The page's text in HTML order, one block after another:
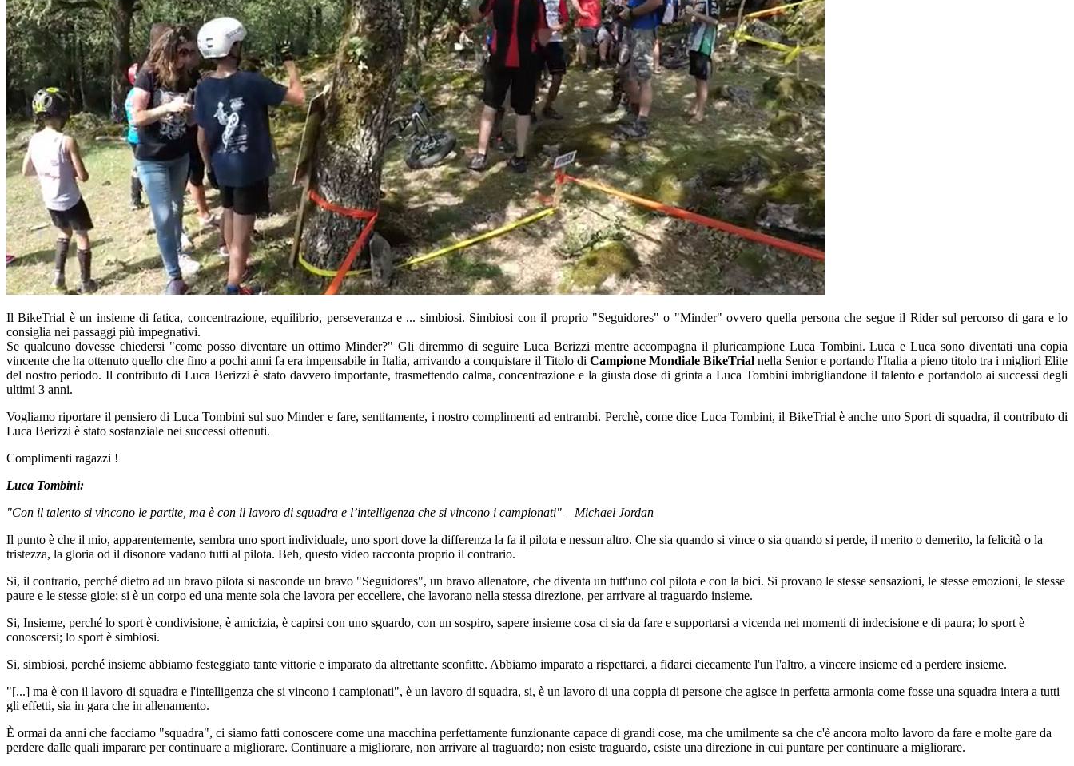
Il BikeTrial è un insieme di fatica, concentrazione, equilibrio, perseveranza e ... simbiosi. Simbiosi con il proprio "Seguidores" o "Minder" ovvero quella persona che segue il Rider sul percorso di gara e lo
consiglia nei passaggi più impegnativi.
Se qualcuno dovesse chiedersi "come posso diventare un ottimo Minder?" Gli diremmo di seguire Luca Berizzi mentre accompagna il pluricampione Luca Tombini. Luca e Luca sono diventati una copia
vincente che ha ottenuto quello che fino a pochi anni fa era impensabile in Italia, arrivando a conquistare il Titolo di Campione Mondiale BikeTrialnella Senior e portando l'Italia a pieno titolo tra i migliori Elite
del nostro periodo. Il contributo di Luca Berizzi è stato davvero importante, trasmettendo calma, concentrazione e la giusta dose di grinta a Luca Tombini imbrigliandone il talento e portandolo ai successi degli
ultimi 3 anni.
Vogliamo riportare il pensiero di Luca Tombini sul suo Minder e fare, sentitamente, i nostro complimenti ad entrambi. Perchè, come dice Luca Tombini, il BikeTrial è anche uno Sport di squadra, il contributo di
Luca Berizzi è stato sostanziale nei successi ottenuti.
Complimenti ragazzi !
Luca Tombini:
"Con il talento si vincono le partite, ma è con il lavoro di squadra e l’intelligenza che si vincono i campionati" – Michael Jordan
Il punto è che il mio, apparentemente, sembra uno sport individuale, uno sport dove la differenza la fa il pilota e nessun altro. Che sia quando si vince o sia quando si perde, il merito o demerito, la felicità o la
tristezza, la gloria od il disonore vadano tutti al pilota. Beh, questo video racconta proprio il contrario.
Si, il contrario, perché dietro ad un bravo pilota si nasconde un bravo "Seguidores", un bravo allenatore, che diventa un tutt'uno col pilota e con la bici. Si provano le stesse sensazioni, le stesse emozioni, le stesse
paure e le stesse gioie; si è un corpo ed una mente sola che lavora per eccellere, che lavorano nella stessa direzione, per arrivare al traguardo insieme.
Si, Insieme, perché lo sport è condivisione, è amicizia, è capirsi con uno sguardo, con un sospiro, sapere insieme cosa ci sia da fare e supportarsi a vicenda nei momenti di indecisione e di paura; lo sport è
conoscersi; lo sport è simbiosi.
Si, simbiosi, perché insieme abbiamo festeggiato tante vittorie e imparato da altrettante sconfitte. Abbiamo imparato a rispettarci, a fidarci ciecamente l'un l'altro, a vincere insieme ed a perdere insieme.
"[...] ma è con il lavoro di squadra e l'intelligenza che si vincono i campionati", è un lavoro di squadra, si, è un lavoro di una coppia di persone che agisce in perfetta armonia come fosse una squadra intera a tutti
gli effetti, sia in gara che in allenamento.
È ormai da anni che facciamo "squadra", ci siamo fatti conoscere come una macchina perfettamente funzionante capace di grandi cose, ma che umilmente sa che c'è ancora molto lavoro da fare e molte gare da
perdere dalle quali imparare per continuare a migliorare. Continuare a migliorare, non arrivare al traguardo; non esiste traguardo, esiste una direzione in cui puntare per continuare a migliorare.